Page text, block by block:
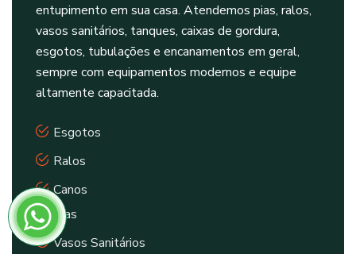
entupimento em sua casa. Atendemos pias, ralos,
vasos sanitários, tanques, caixas de gordura,
esgotos, tubulações e encanamentos em geral,
sempre com equipamentos modernos e equipe
altamente capacitada.
Esgotos
Ralos
Canos
Pias
Vasos Sanitários